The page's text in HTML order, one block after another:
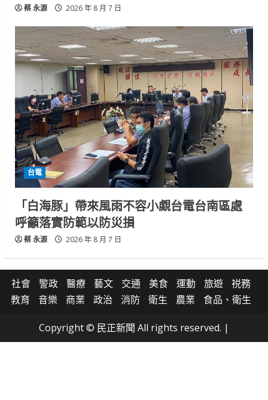
蔡 永源 2026 年 8 月 7 日
台電
「白海豚」帶來風雨不容小覷台電台南區處
呼籲落實防範以防災損
蔡 永源 2026 年 8 月 7 日
社會 警政 醫療 藝文 交通 美食 運動 旅遊
祱務
教育
音樂 商業 政治 消防 衛生 農業 食品、衛生
Copyright © 民正新聞 All rights reserved. |